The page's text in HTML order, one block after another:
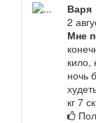
Варя
2
Мне
кило,
ночь
кг 7